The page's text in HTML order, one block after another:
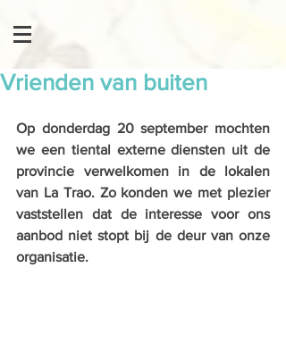
Vrienden van buiten
Op donderdag 20 september mochten
we een tiental externe diensten uit de
provincie verwelkomen in de lokalen
van La Trao. Zo konden we met plezier
vaststellen dat de interesse voor ons
aanbod niet stopt bij de deur van onze
organisatie.